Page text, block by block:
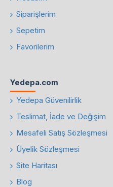
Siparişlerim
Sepetim
Favorilerim
Yedepa.com
Yedepa Güvenilirlik
Teslimat, İade ve Değişim
Mesafeli Satış Sözleşmesi
Üyelik Sözleşmesi
Site Haritası
Blog